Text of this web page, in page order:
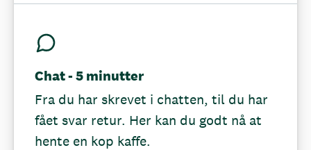
Chat - 5 minutter
Fra du har skrevet i chatten, til du har
fået svar retur. Her kan du godt nå at
hente en kop kaffe.